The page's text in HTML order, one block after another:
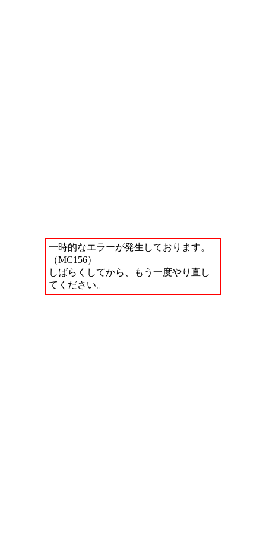
一時的なエラーが発生しております。
（MC156）
しばらくしてから、もう一度やり直し
てください。